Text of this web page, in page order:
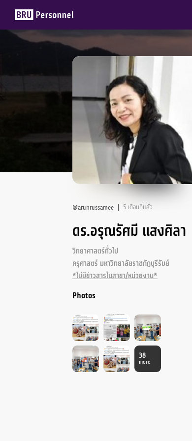
@arunrussamee 5 เดือนที่แล้ว
ดร.อรุณรัศมี แสงศิลา
วิทยาศาสตร์ทั่วไป
ครุศาสตร์ มหาวิทยาลัยราชภัฏบุรีรัมย์
*ไม่มีข่าวสารในสาขา/หน่วยงาน*
Photos
38
more